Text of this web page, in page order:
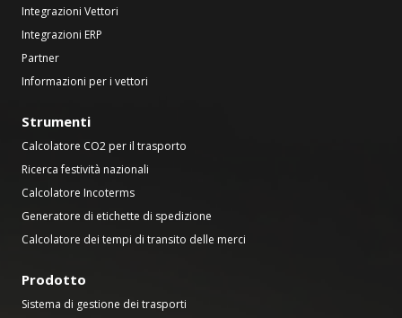
Integrazioni Vettori
Integrazioni ERP
Partner
Informazioni per i vettori
Strumenti
Calcolatore CO2 per il trasporto
Ricerca festività nazionali
Calcolatore Incoterms
Generatore di etichette di spedizione
Calcolatore dei tempi di transito delle merci
Prodotto
Sistema di gestione dei trasporti